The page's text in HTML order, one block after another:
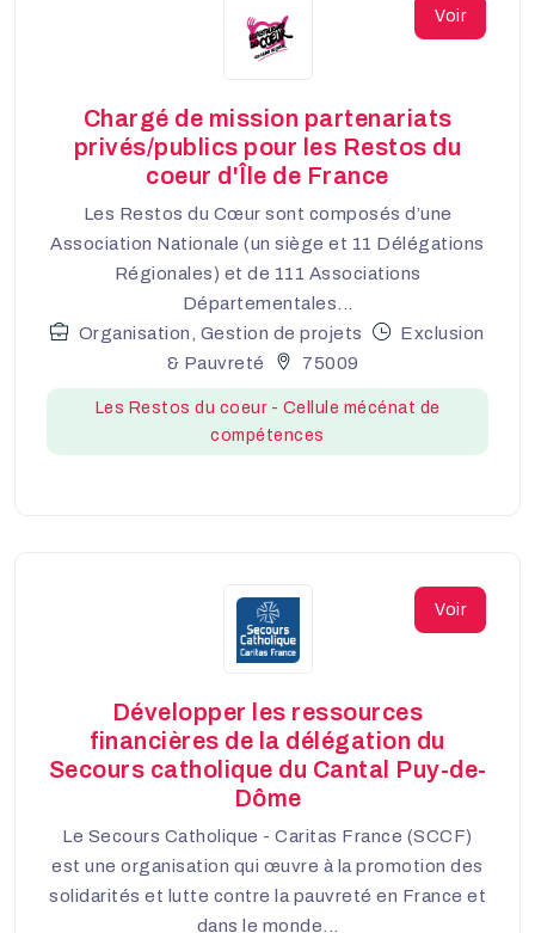
Voir
Chargé de mission partenariats
privés/publics pour les Restos du
coeur d'Île de France
Les Restos du Cœur sont composés d’une
Association Nationale (un siège et 11 Délégations
Régionales) et de 111 Associations
Départementales...
Organisation, Gestion de projets
Exclusion
& Pauvreté
75009
Les Restos du coeur - Cellule mécénat de
compétences
Voir
Développer les ressources
financières de la délégation du
Secours catholique du Cantal Puy-de-
Dôme
Le Secours Catholique - Caritas France (SCCF)
est une organisation qui œuvre à la promotion des
solidarités et lutte contre la pauvreté en France et
dans le monde...